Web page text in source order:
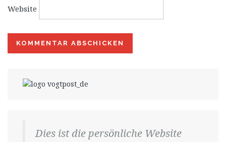
Website
Dies ist die persönliche Website